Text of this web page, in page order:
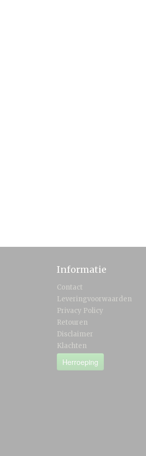
Informatie
Contact
Leveringvoorwaarden
Privacy Policy
Retouren
Disclaimer
Klachten
Herroeping